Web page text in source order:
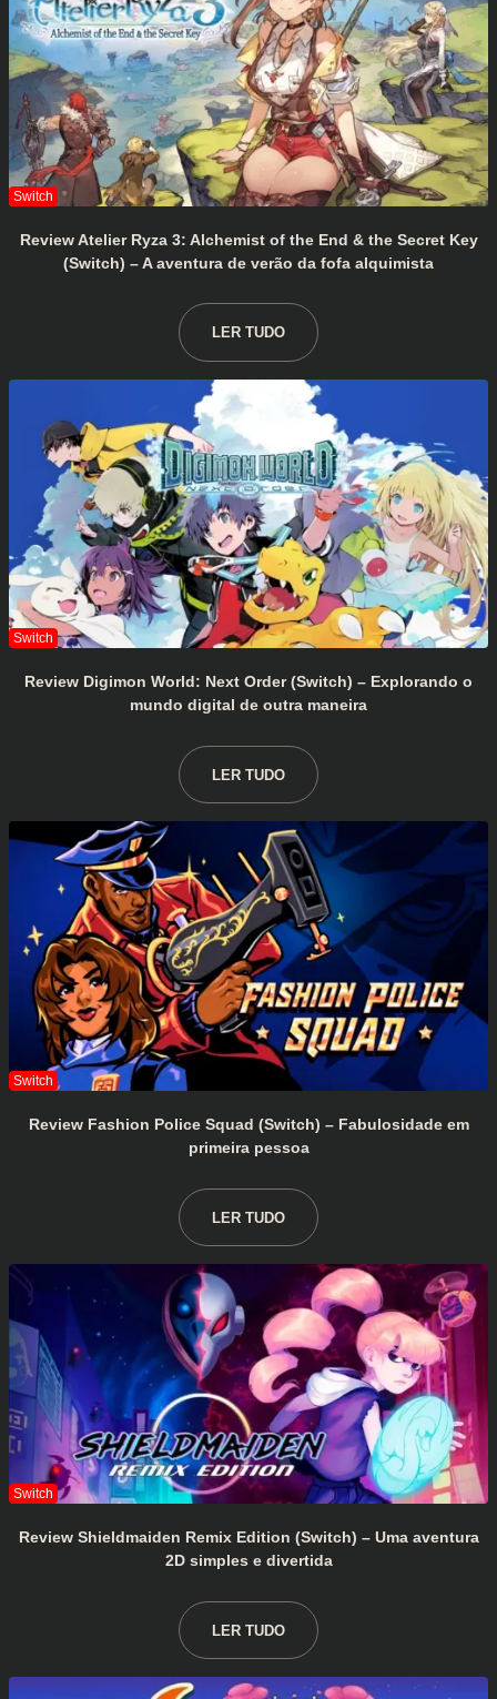
Review Atelier Ryza 3: Alchemist of the End & the Secret Key
(Switch) – A aventura de verão da fofa alquimista
LER TUDO
Review Digimon World: Next Order (Switch) – Explorando o
mundo digital de outra maneira
LER TUDO
Review Fashion Police Squad (Switch) – Fabulosidade em
primeira pessoa
LER TUDO
Review Shieldmaiden Remix Edition (Switch) – Uma aventura
2D simples e divertida
LER TUDO